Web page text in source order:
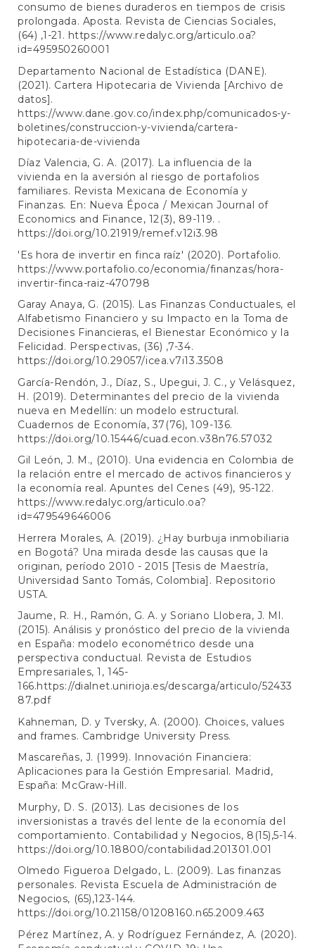
consumo de bienes duraderos en tiempos de crisis
prolongada. Aposta. Revista de Ciencias Sociales,
(64) ,1-21. https://www.redalyc.org/articulo.oa?
id=495950260001
Departamento Nacional de Estadística (DANE).
(2021). Cartera Hipotecaria de Vivienda [Archivo de
datos].
https://www.dane.gov.co/index.php/comunicados-y-
boletines/construccion-y-vivienda/cartera-
hipotecaria-de-vivienda
Díaz Valencia, G. A. (2017). La influencia de la
vivienda en la aversión al riesgo de portafolios
familiares. Revista Mexicana de Economía y
Finanzas. En: Nueva Época / Mexican Journal of
Economics and Finance, 12(3), 89-119. .
https://doi.org/10.21919/remef.v12i3.98
'Es hora de invertir en finca raíz' (2020). Portafolio.
https://www.portafolio.co/economia/finanzas/hora-
invertir-finca-raiz-470798
Garay Anaya, G. (2015). Las Finanzas Conductuales, el
Alfabetismo Financiero y su Impacto en la Toma de
Decisiones Financieras, el Bienestar Económico y la
Felicidad. Perspectivas, (36) ,7-34.
https://doi.org/10.29057/icea.v7i13.3508
García-Rendón, J., Díaz, S., Upegui, J. C., y Velásquez,
H. (2019). Determinantes del precio de la vivienda
nueva en Medellín: un modelo estructural.
Cuadernos de Economía, 37(76), 109-136.
https://doi.org/10.15446/cuad.econ.v38n76.57032
Gil León, J. M., (2010). Una evidencia en Colombia de
la relación entre el mercado de activos financieros y
la economía real. Apuntes del Cenes (49), 95-122.
https://www.redalyc.org/articulo.oa?
id=479549646006
Herrera Morales, A. (2019). ¿Hay burbuja inmobiliaria
en Bogotá? Una mirada desde las causas que la
originan, período 2010 - 2015 [Tesis de Maestría,
Universidad Santo Tomás, Colombia]. Repositorio
USTA.
Jaume, R. H., Ramón, G. A. y Soriano Llobera, J. Ml.
(2015). Análisis y pronóstico del precio de la vivienda
en España: modelo econométrico desde una
perspectiva conductual. Revista de Estudios
Empresariales, 1, 145-
166.https://dialnet.unirioja.es/descarga/articulo/52433
87.pdf
Kahneman, D. y Tversky, A. (2000). Choices, values
and frames. Cambridge University Press.
Mascareñas, J. (1999). Innovación Financiera:
Aplicaciones para la Gestión Empresarial. Madrid,
España: McGraw-Hill.
Murphy, D. S. (2013). Las decisiones de los
inversionistas a través del lente de la economía del
comportamiento. Contabilidad y Negocios, 8(15),5-14.
https://doi.org/10.18800/contabilidad.201301.001
Olmedo Figueroa Delgado, L. (2009). Las finanzas
personales. Revista Escuela de Administración de
Negocios, (65),123-144.
https://doi.org/10.21158/01208160.n65.2009.463
Pérez Martínez, A. y Rodríguez Fernández, A. (2020).